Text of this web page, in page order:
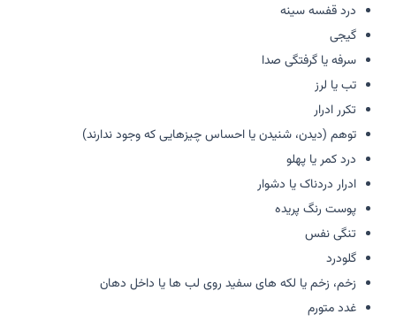
درد قفسه سینه
گیجی
سرفه یا گرفتگی صدا
تب یا لرز
تکرر ادرار
توهم (دیدن، شنیدن یا احساس چیزهایی که وجود ندارند)
درد کمر یا پهلو
ادرار دردناک یا دشوار
پوست رنگ پریده
تنگی نفس
گلودرد
زخم، زخم یا لکه های سفید روی لب ها یا داخل دهان
غدد متورم